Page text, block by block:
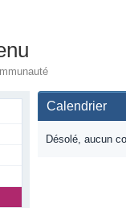
Calendrier
Désolé, aucun